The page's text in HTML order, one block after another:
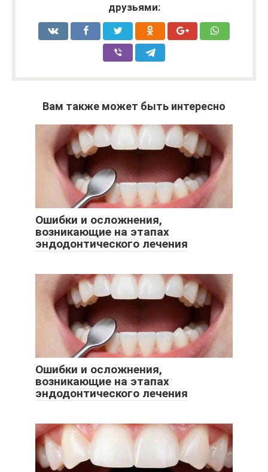
друзьями:
Вам также может быть интересно
Ошибки и осложнения,
возникающие на этапах
эндодонтического лечения
Ошибки и осложнения,
возникающие на этапах
эндодонтического лечения